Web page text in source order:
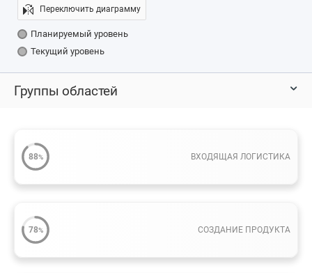
Переключить диаграмму
Планируемый уровень
Текущий уровень
Группы областей
88% ВХОДЯЩАЯ ЛОГИСТИКА
78% СОЗДАНИЕ ПРОДУКТА